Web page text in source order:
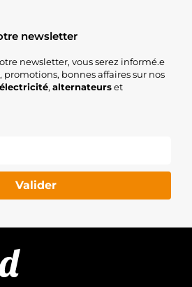
newsletter
newsletter, vous serez informé.e
promotions, bonnes affaires sur nos
électricité, alternateurset
Valider